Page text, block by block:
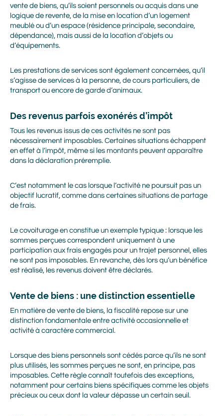
vente de biens, qu’ils soient personnels ou acquis dans une
logique de revente, de la mise en location d’un logement
meublé ou d’un espace (résidence principale, secondaire,
dépendance), mais aussi de la location d’objets ou
d’équipements.
Les prestations de services sont également concernées, qu’il
s’agisse de services à la personne, de cours particuliers, de
transport ou encore de garde d’animaux.
Des revenus parfois exonérés d’impôt
Tous les revenus issus de ces activités ne sont pas
nécessairement imposables. Certaines situations échappent
en effet à l’impôt, même si les montants peuvent apparaître
dans la déclaration préremplie.
C’est notamment le cas lorsque l’activité ne poursuit pas un
objectif lucratif, comme dans certaines situations de partage
de frais.
Le covoiturage en constitue un exemple typique : lorsque les
sommes perçues correspondent uniquement à une
participation aux frais engagés pour un trajet personnel, elles
ne sont pas imposables. En revanche, dès lors qu’un bénéfice
est réalisé, les revenus doivent être déclarés.
Vente de biens : une distinction essentielle
En matière de vente de biens, la fiscalité repose sur une
distinction fondamentale entre activité occasionnelle et
activité à caractère commercial.
Lorsque des biens personnels sont cédés parce qu’ils ne sont
plus utilisés, les sommes perçues ne sont, en principe, pas
imposables. Cette règle connaît toutefois des exceptions,
notamment pour certains biens spécifiques comme les objets
précieux ou ceux dont la valeur dépasse un certain seuil.